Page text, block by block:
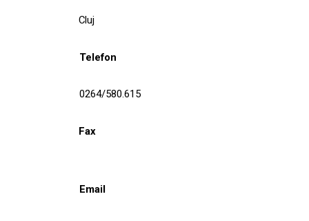
Cluj
Telefon
0264/580.615
Fax
Email